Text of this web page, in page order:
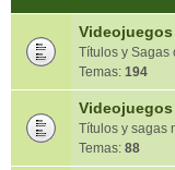
Títulos y Sagas
Temas: 194
Títulos y sagas
Temas: 88